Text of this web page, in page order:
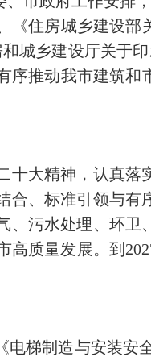
《住房城乡建设
城乡建设厅关于
序推动我市建筑
大精神，认真落
、标准引领与
污水处理、环
质量发展。到
制造与安装安